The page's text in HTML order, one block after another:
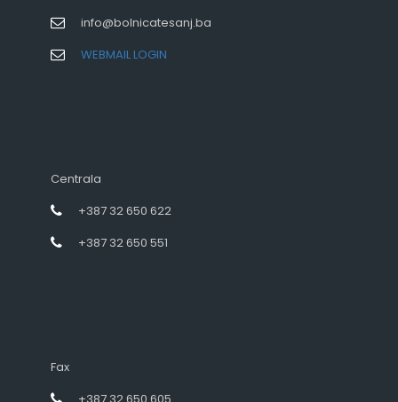
info@bolnicatesanj.ba
WEBMAIL LOGIN
Centrala
+387 32 650 622
+387 32 650 551
Fax